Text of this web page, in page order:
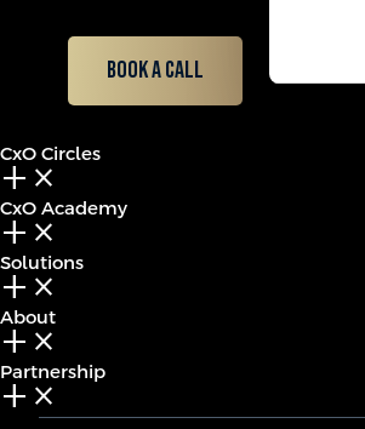
Book a call
CxO Circles
add_2 close
CxO Academy
add_2 close
Solutions
add_2 close
About
add_2 close
Partnership
add_2 close